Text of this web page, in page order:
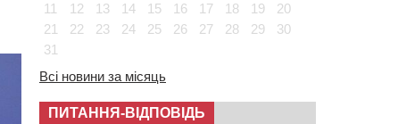
11
12 13 14 15 16 17 18 19
20
21
22 23 24 25 26 27 28 29
30
31
Всі новини за місяць
ПИТАННЯ-ВІДПОВІДЬ